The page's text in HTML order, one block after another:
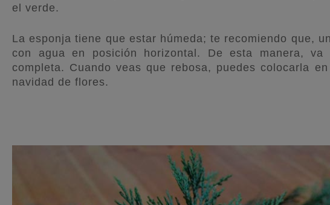
el verde.
La esponja tiene que estar húmeda; te recomiendo que,
con agua en posición horizontal. De esta manera,
completa. Cuando veas que rebosa, puedes colocarla
navidad de flores.